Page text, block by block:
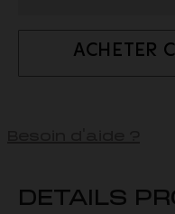
ACHETER
DETAILS